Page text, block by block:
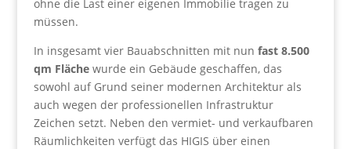
ohne die Last einer eigenen Immobilie tragen zu
müssen.
In insgesamt vier Bauabschnitten mit nun fast 8.500
qm Flächewurde ein Gebäude geschaffen, das
sowohl auf Grund seiner modernen Architektur als
auch wegen der professionellen Infrastruktur
Zeichen setzt. Neben den vermiet- und verkaufbaren
Räumlichkeiten verfügt das HIGIS über einen